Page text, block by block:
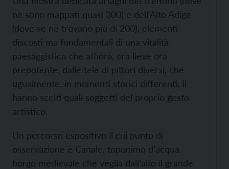
ne sono mappati quasi 300) e dell'Alto Adige
(dove se ne trovano più di 200), elementi
discosti ma fondamentali di una vitalità
paesaggistica che affiora, ora lieve ora
prepotente, dalle tele di pittori diversi, che
ugualmente, in momenti storici differenti, li
hanno scelti quali soggetti del proprio gesto
artistico.
Un percorso espositivo il cui punto di
osservazione è Canale, toponimo d’acqua,
borgo medievale che veglia dall’alto il grande